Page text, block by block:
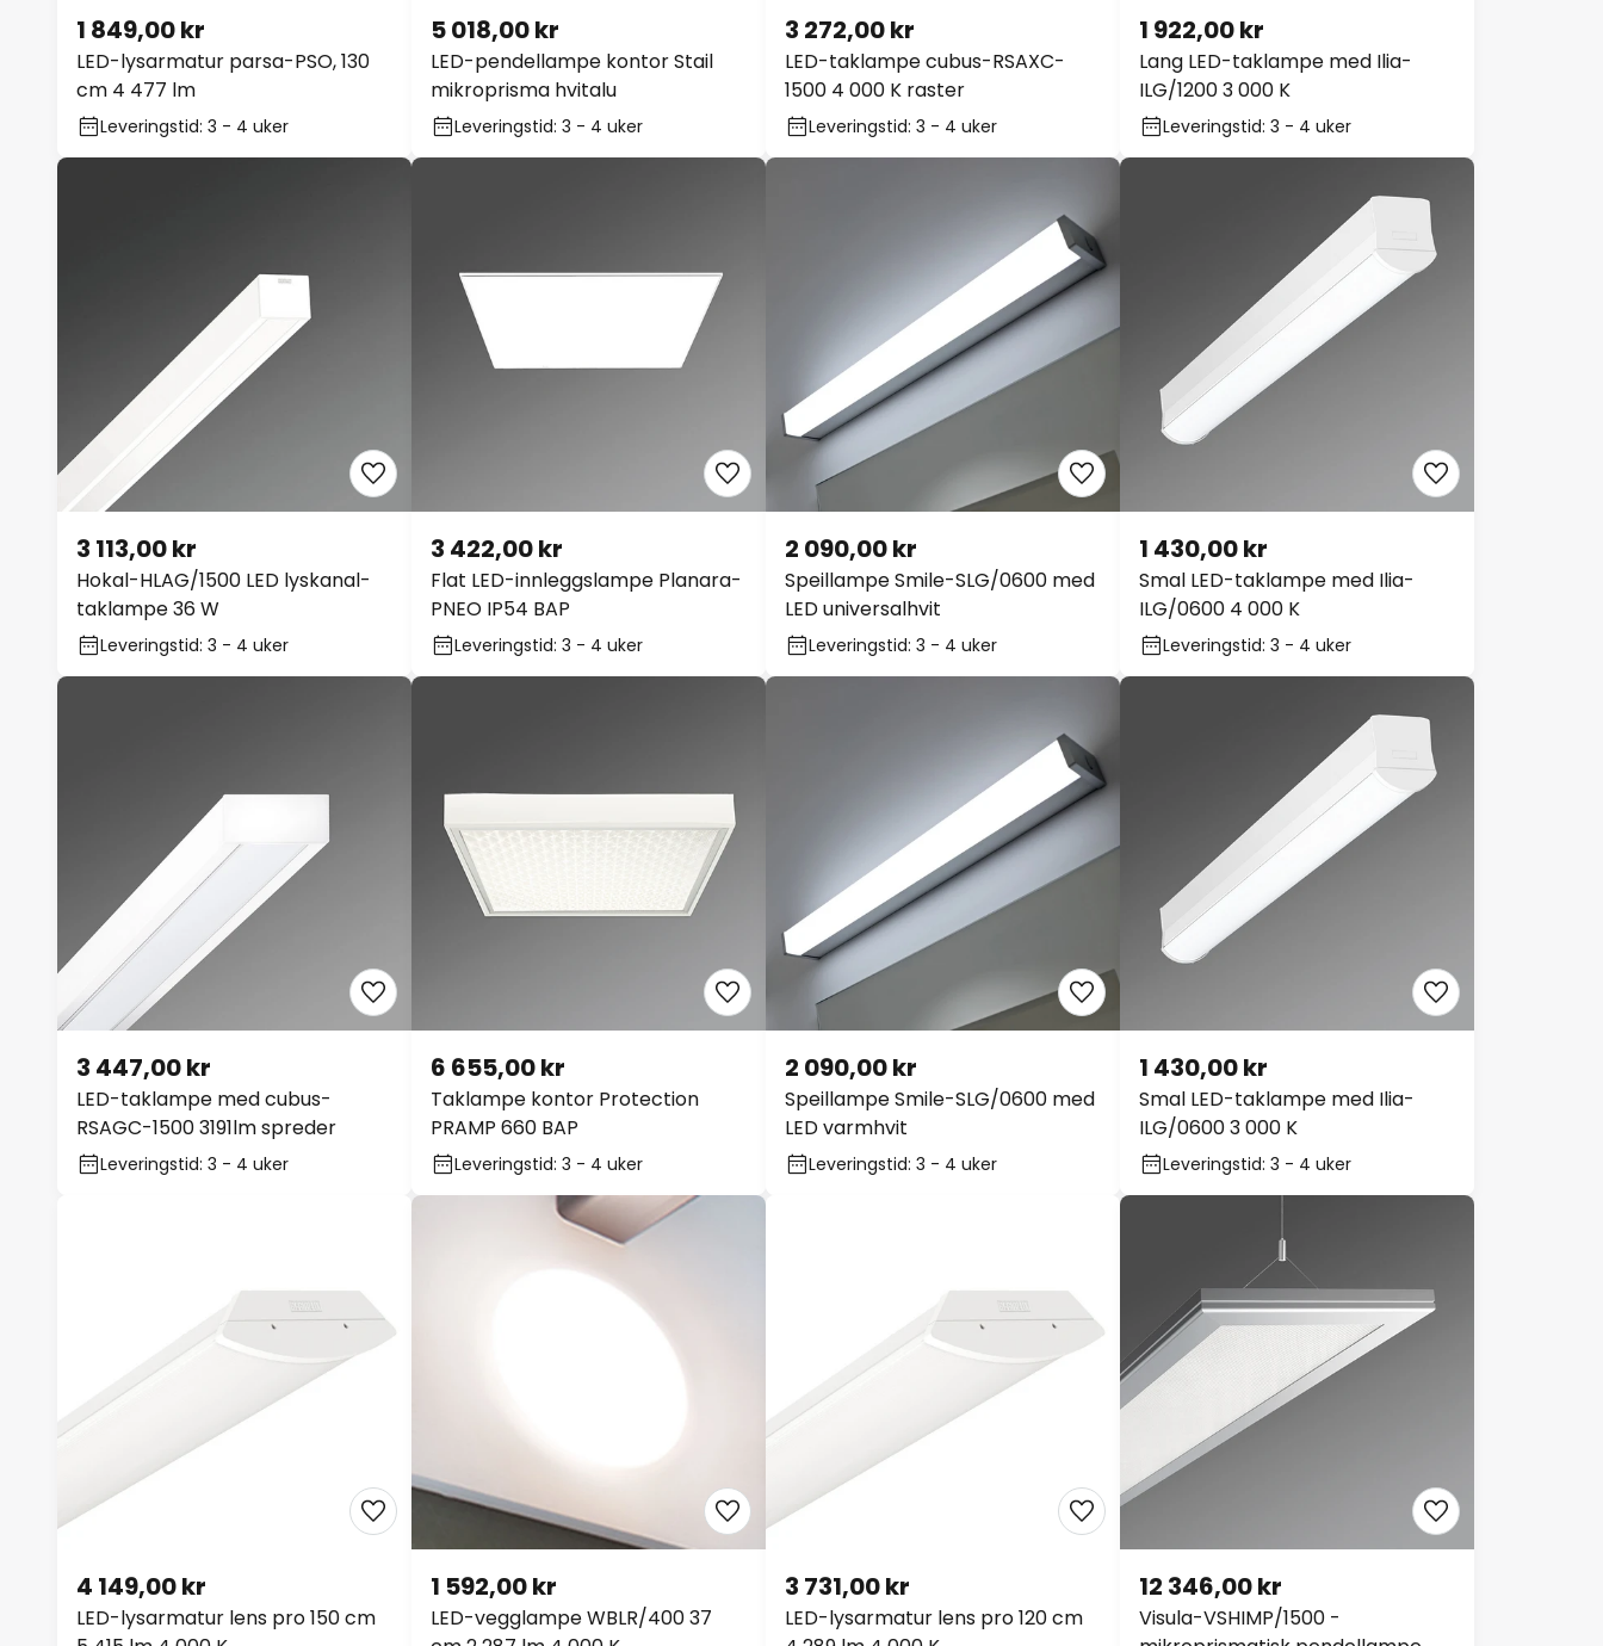
LED-lysarmatur parsa-PSO, 130
cm 4 477 lm
1 849,00 kr
Leveringstid: 3 - 4 uker
LED-pendellampe kontor Stail
mikroprisma hvitalu
5 018,00 kr
Leveringstid: 3 - 4 uker
LED-taklampe cubus-RSAXC-
1500 4 000 K raster
3 272,00 kr
Leveringstid: 3 - 4 uker
Lang LED-taklampe med Ilia-
ILG/1200 3 000 K
1 922,00 kr
Leveringstid: 3 - 4 uker
Hokal-HLAG/1500 LED lyskanal-
taklampe 36 W
3 113,00 kr
Leveringstid: 3 - 4 uker
Flat LED-innleggslampe Planara-
PNEO IP54 BAP
3 422,00 kr
Leveringstid: 3 - 4 uker
Speillampe Smile-SLG/0600 med
LED universalhvit
2 090,00 kr
Leveringstid: 3 - 4 uker
Smal LED-taklampe med Ilia-
ILG/0600 4 000 K
1 430,00 kr
Leveringstid: 3 - 4 uker
LED-taklampe med cubus-
RSAGC-1500 3191lm spreder
3 447,00 kr
Leveringstid: 3 - 4 uker
Taklampe kontor Protection
PRAMP 660 BAP
6 655,00 kr
Leveringstid: 3 - 4 uker
Speillampe Smile-SLG/0600 med
LED varmhvit
2 090,00 kr
Leveringstid: 3 - 4 uker
Smal LED-taklampe med Ilia-
ILG/0600 3 000 K
1 430,00 kr
Leveringstid: 3 - 4 uker
LED-lysarmatur lens pro 150 cm
4 149,00 kr
LED-vegglampe WBLR/400 37
1 592,00 kr
LED-lysarmatur lens pro 120 cm
3 731,00 kr
Visula-VSHIMP/1500 -
12 346,00 kr